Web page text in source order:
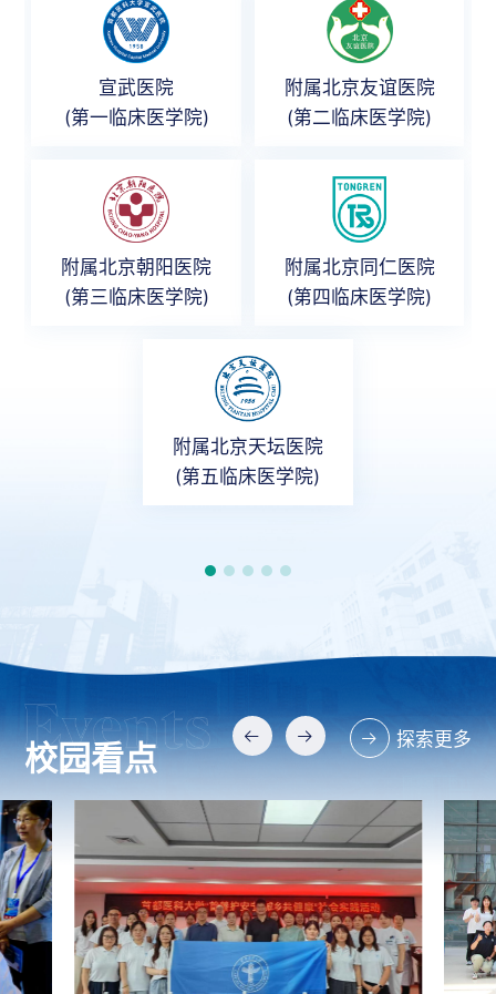
宣武医院
(第一临床医学院)
附属北京友谊医院
(第二临床医学院)
附属北京朝阳医院
(第三临床医学院)
附属北京同仁医院
(第四临床医学院)
附属北京天坛医院
(第五临床医学院)
校园看点 探索更多